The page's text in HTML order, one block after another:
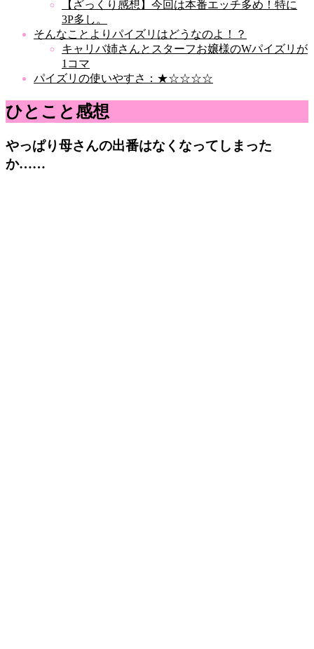
【ざっくり感想】今回は本番エッチ多め！特に
3P多し。
そんなことよりパイズリはどうなのよ！？
キャリバ姉さんとスターフお嬢様のWパイズリが
1コマ
パイズリの使いやすさ：★☆☆☆☆
ひとこと感想
やっぱり母さんの出番はなくなってしまった
か……